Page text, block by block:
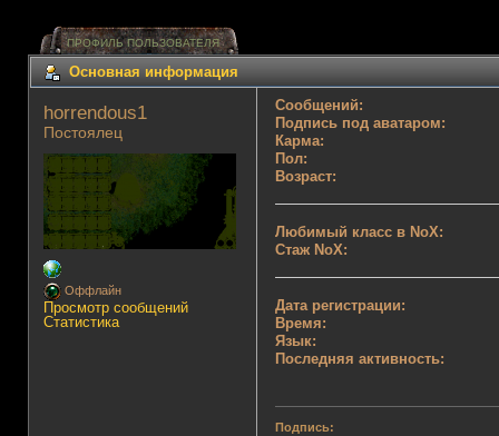
ПРОФИЛЬ ПОЛЬЗОВАТЕЛЯ
Основная информация
horrendous1
Постоялец
Оффлайн
Просмотр сообщений
Статистика
Сообщений:
Подпись под аватаром:
Карма:
Пол:
Возраст:
Любимый класс в NoX:
Стаж NoX:
Дата регистрации:
Время:
Язык:
Последняя активность:
Подпись: